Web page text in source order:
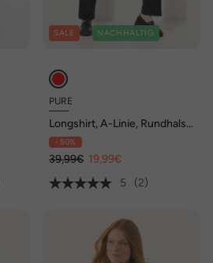
SALE NACHHALTIG
PURE
Longshirt, A-Linie, Rundhals,
3/4-Arm, Biobaumwolle
- 50%
39,99€ 19,99€
5
(2)